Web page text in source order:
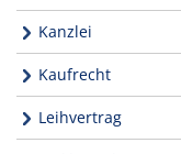
Kanzlei
Kaufrecht
Leihvertrag